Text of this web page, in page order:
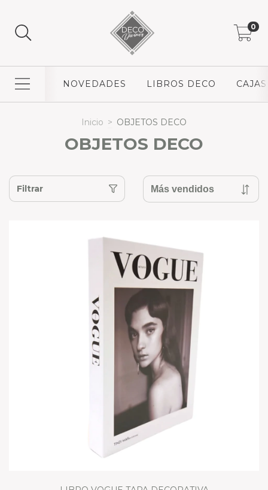
0
NOVEDADES LIBROS DECO CAJAS
Inicio > OBJETOS DECO
OBJETOS DECO
Filtrar